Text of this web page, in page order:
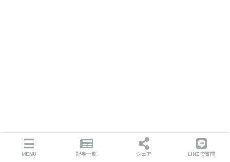
MENU 記事一覧 シェア LINEで質問